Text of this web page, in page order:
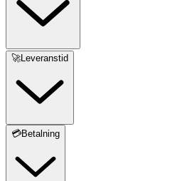
🚀Leveranstid
💳Betalning